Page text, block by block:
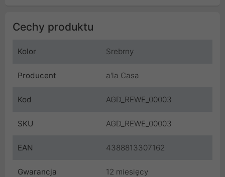
Cechy produktu
Kolor Srebrny
Producent a'la Casa
Kod AGD_REWE_00003
SKU AGD_REWE_00003
EAN 4388813307162
Gwarancja
12 miesięcy